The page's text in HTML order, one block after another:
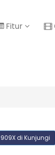
Fitur
909X di Kunjungi